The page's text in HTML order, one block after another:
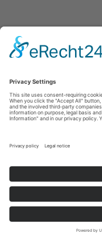
Mentions légales|
données|